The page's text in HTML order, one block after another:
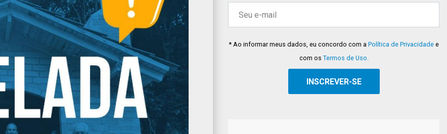
* Ao informar meus dados, eu concordo com a Política de Privacidadee
com os Termos de Uso.